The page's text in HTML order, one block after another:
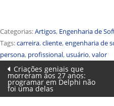
Categorias:Artigos, Engenharia de
Tags:carreira,cliente,engenharia de
persona, profissional, usuário,valor
Navegação
de
Post
anterior:
Criações geniais que
morreram aos 27 anos:
programar em Delphi não
foi uma delas